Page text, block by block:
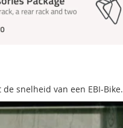
snelheid van een EBI-Bike.